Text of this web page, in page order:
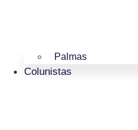
Palmas
Colunistas